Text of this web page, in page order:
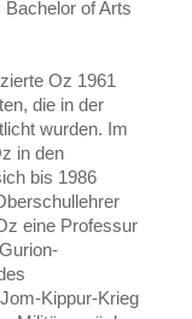
of Arts
Oz 1961
die in der
wurden. Im
in den
bis 1986
eine Professur
Kippur-Krieg